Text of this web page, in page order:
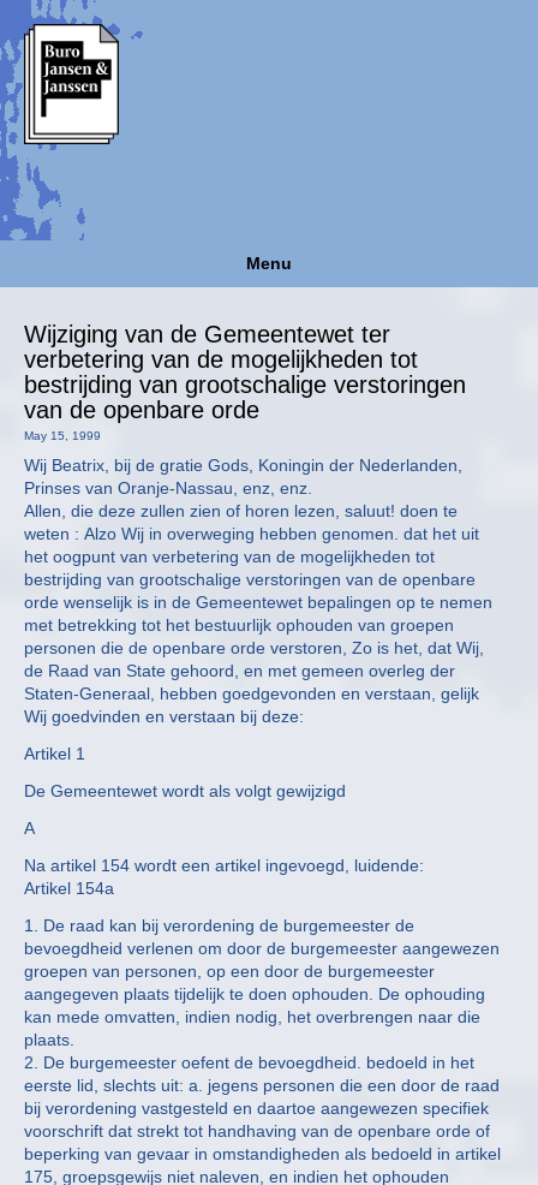
Menu
Wijziging van de Gemeentewet ter
verbetering van de mogelijkheden tot
bestrijding van grootschalige verstoringen
van de openbare orde
May 15, 1999
Wij Beatrix, bij de gratie Gods, Koningin der Nederlanden,
Prinses van Oranje-Nassau, enz, enz.
Allen, die deze zullen zien of horen lezen, saluut! doen te
weten : Alzo Wij in overweging hebben genomen. dat het uit
het oogpunt van verbetering van de mogelijkheden tot
bestrijding van grootschalige verstoringen van de openbare
orde wenselijk is in de Gemeentewet bepalingen op te nemen
met betrekking tot het bestuurlijk ophouden van groepen
personen die de openbare orde verstoren, Zo is het, dat Wij,
de Raad van State gehoord, en met gemeen overleg der
Staten-Generaal, hebben goedgevonden en verstaan, gelijk
Wij goedvinden en verstaan bij deze:
Artikel 1
De Gemeentewet wordt als volgt gewijzigd
A
Na artikel 154 wordt een artikel ingevoegd, luidende:
Artikel 154a
1. De raad kan bij verordening de burgemeester de
bevoegdheid verlenen om door de burgemeester aangewezen
groepen van personen, op een door de burgemeester
aangegeven plaats tijdelijk te doen ophouden. De ophouding
kan mede omvatten, indien nodig, het overbrengen naar die
plaats.
2. De burgemeester oefent de bevoegdheid. bedoeld in het
eerste lid, slechts uit: a. jegens personen die een door de raad
bij verordening vastgesteld en daartoe aangewezen specifiek
voorschrift dat strekt tot handhaving van de openbare orde of
beperking van gevaar in omstandigheden als bedoeld in artikel
175, groepsgewijs niet naleven, en indien het ophouden